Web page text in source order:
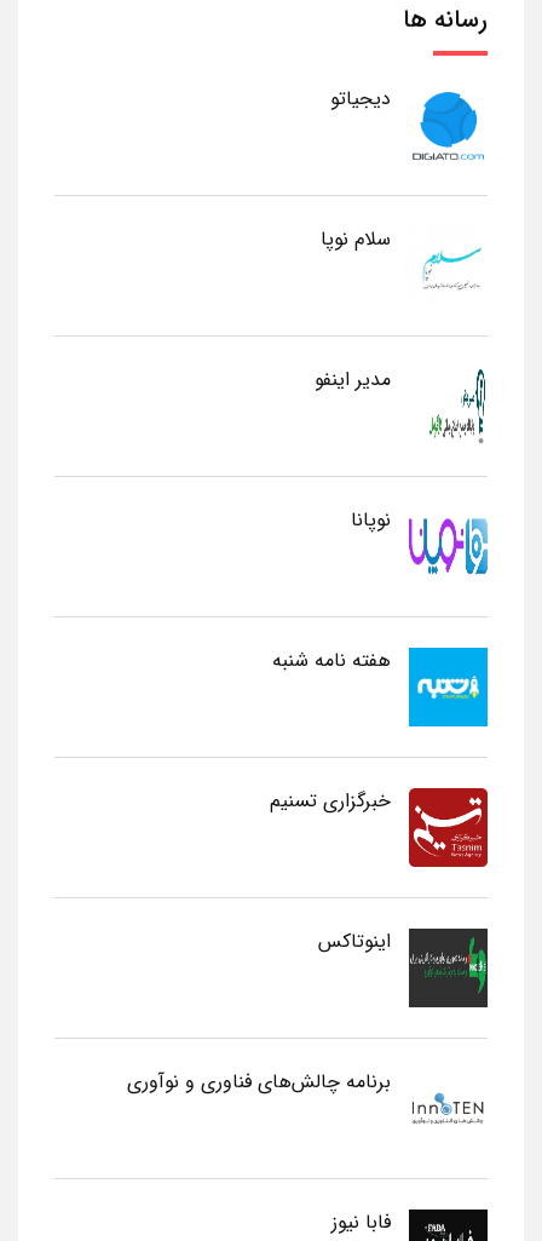
رسانه ها
دیجیاتو
سلام نوپا
مدیر اینفو
نوپانا
هفته نامه شنبه
خبرگزاری تسنیم
اینوتاکس
برنامه چالش‌های فناوری و نوآوری
فابا نیوز